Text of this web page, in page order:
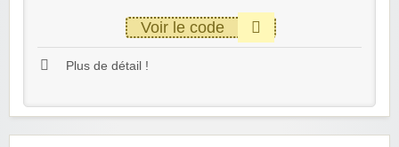
Voir le code
Plus de détail !